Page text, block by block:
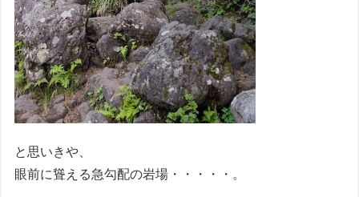
と思いきや、
眼前に聳える急勾配の岩場・・・・・。